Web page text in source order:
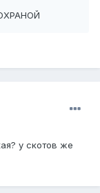
у скотов же